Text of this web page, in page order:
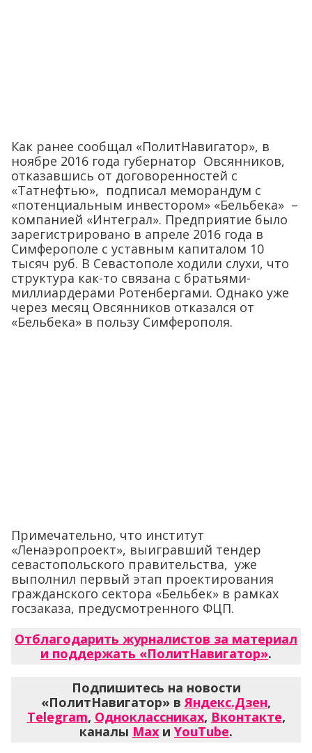
Как ранее сообщал «ПолитНавигатор», в
ноябре 2016 года губернатор Овсянников,
отказавшись от договоренностей с
«Татнефтью», подписал меморандум с
«потенциальным инвестором» «Бельбека» –
компанией «Интеграл». Предприятие было
зарегистрировано в апреле 2016 года в
Симферополе с уставным капиталом 10
тысяч руб. В Севастополе ходили слухи, что
структура как-то связана с братьями-
миллиардерами Ротенбергами. Однако уже
через месяц Овсянников отказался от
«Бельбека» в пользу Симферополя.
Примечательно, что институт
«Ленаэропроект», выигравший тендер
севастопольского правительства, уже
выполнил первый этап проектирования
гражданского сектора «Бельбек» в рамках
госзаказа, предусмотренного ФЦП.
Отблагодарить журналистов за материал
и поддержать «ПолитНавигатор».
Подпишитесь на новости
«ПолитНавигатор» вЯндекс.Дзен,
Telegram, Одноклассниках, Вконтакте,
каналы Max и YouTube.